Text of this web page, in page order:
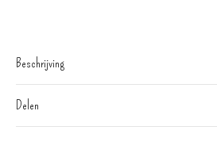
Beschrijving
Delen